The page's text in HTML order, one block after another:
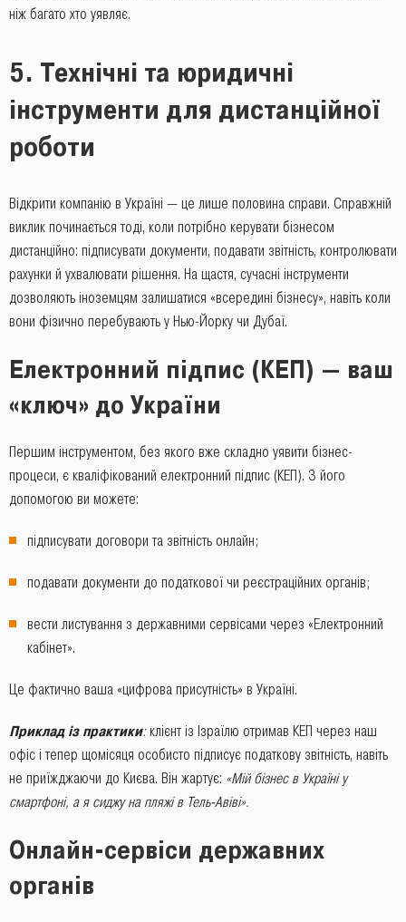
ніж багато хто уявляє.
5. Технічні та юридичні
інструменти для дистанційної
роботи
Відкрити компанію в Україні — це лише половина справи. Справжній
виклик починається тоді, коли потрібно керувати бізнесом
дистанційно: підписувати документи, подавати звітність, контролювати
рахунки й ухвалювати рішення. На щастя, сучасні інструменти
дозволяють іноземцям залишатися «всередині бізнесу», навіть коли
вони фізично перебувають у Нью-Йорку чи Дубаї.
Електронний підпис (КЕП) — ваш
«ключ» до України
Першим інструментом, без якого вже складно уявити бізнес-
процеси, є кваліфікований електронний підпис (КЕП). З його
допомогою ви можете:
підписувати договори та звітність онлайн;
подавати документи до податкової чи реєстраційних органів;
вести листування з державними сервісами через «Електронний
кабінет».
Це фактично ваша «цифрова присутність» в Україні.
Приклад із практики:клієнт із Ізраїлю отримав КЕП через наш
офіс і тепер щомісяця особисто підписує податкову звітність, навіть
не приїжджаючи до Києва. Він жартує: «Мій бізнес в Україні у
смартфоні, а я сиджу на пляжі в Тель-Авіві».
Онлайн-сервіси державних
органів